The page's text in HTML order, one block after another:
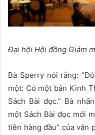
Đại hội Hội đồng Giám
Bà Sperry nói rằng:
một: Có một bản Kinh
Sách Bài đọc.” Bà
một Sách Bài đọc mới
tiên hàng đầu” của văn